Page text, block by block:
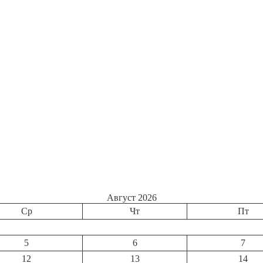
Август 2026
Ср Чт Пт
5 6
7
12 13
14